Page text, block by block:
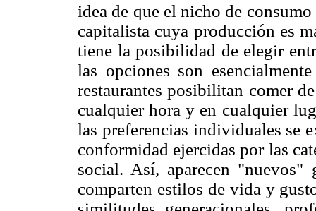
idea de que el nicho de
capitalista cuya producción es
tiene la posibilidad de elegir
las opciones son
restaurantes posibilitan comer
cualquier hora y en cualquier
las preferencias individuales se
conformidad ejercidas por las
social. Así, aparecen "nuevos"
comparten estilos de vida y